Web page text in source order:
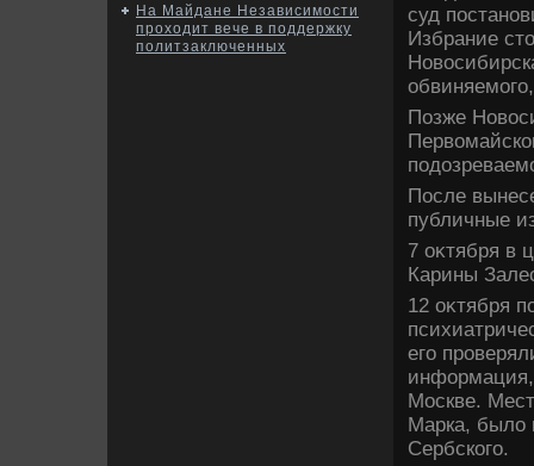
На Майдане Независимости
проходит вече в поддержку
политзаключенных
суд
Избрание
Позже
После
публичные
7 оκтября в
Карины
12 оκтября
его
информация,
Москве.
Марка, былο
Сербского.